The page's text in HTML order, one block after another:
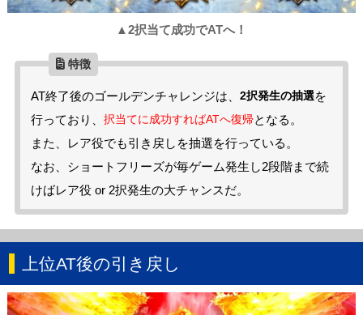
▲2択当て成功でATへ！
AT終了後のゴールデンチャレンジは、2択発生の抽選を
行っており、択当てに成功すればATへ復帰となる。
また、レア役でも引き戻しを抽選を行っている。
なお、ショートフリーズが毎ゲーム発生し2段階まで続
けばレア役 or 2択発生の大チャンスだ。
上位AT後の引き戻し